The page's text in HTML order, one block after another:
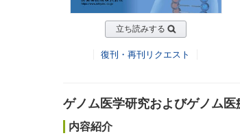
立ち読みする
復刊・再刊リクエスト
ゲノム医学研究およびゲノム
内容紹介